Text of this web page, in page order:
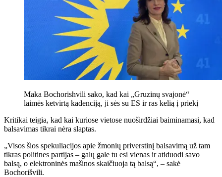
Maka Bochorishvili sako, kad kai „Gruzinų svajonė“
laimės ketvirtą kadenciją, ji sės su ES ir ras kelią į priekį
Kritikai teigia, kad kai kuriose vietose nuoširdžiai baiminamasi, kad
balsavimas tikrai nėra slaptas.
„Visos šios spekuliacijos apie žmonių priverstinį balsavimą už tam
tikras politines partijas – galų gale tu esi vienas ir atiduodi savo
balsą, o elektroninės mašinos skaičiuoja tą balsą“, – sakė
Bochorišvili.